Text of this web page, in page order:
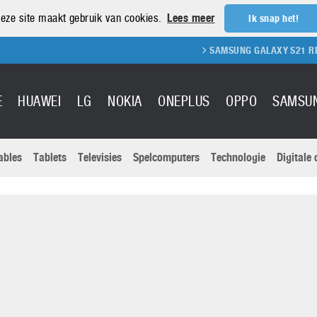
site maakt gebruik van cookies. Lees meer Ik snap het!
SAMSUNG GALAXY S21 REVIEW
HUAWEI LG NOKIA ONEPLUS OPPO
Tablets Televisies Spelcomputers Technologie Digitale